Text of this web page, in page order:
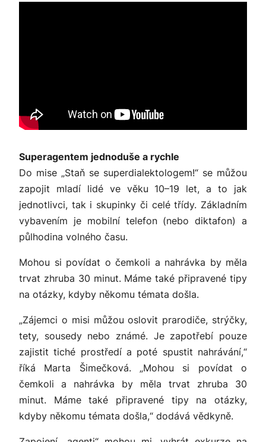
Superagentem jednoduše a rychle
Do mise „Staň se superdialektologem!“ se můžou
zapojit mladí lidé ve věku 10–19 let, a to jak
jednotlivci, tak i skupinky či celé třídy. Základním
vybavením je mobilní telefon (nebo diktafon) a
půlhodina volného času.
Mohou si povídat o čemkoli a nahrávka by měla
trvat zhruba 30 minut. Máme také připravené tipy
na otázky, kdyby někomu témata došla.
„Zájemci o misi můžou oslovit prarodiče, strýčky,
tety, sousedy nebo známé. Je zapotřebí pouze
zajistit tiché prostředí a poté spustit nahrávání,“
říká Marta Šimečková. „Mohou si povídat o
čemkoli a nahrávka by měla trvat zhruba 30
minut. Máme také připravené tipy na otázky,
kdyby někomu témata došla,“ dodává vědkyně.